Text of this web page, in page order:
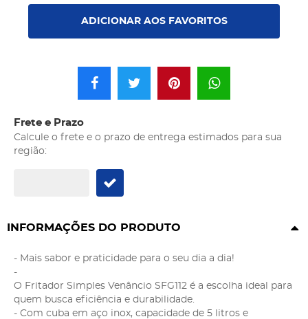
ADICIONAR AOS FAVORITOS
Frete e Prazo
Calcule o frete e o prazo de entrega estimados para sua
região:
INFORMAÇÕES DO PRODUTO
- Mais sabor e praticidade para o seu dia a dia!
-
O Fritador Simples Venâncio SFG112 é a escolha ideal para
quem busca eficiência e durabilidade.
- Com cuba em aço inox, capacidade de 5 litros e